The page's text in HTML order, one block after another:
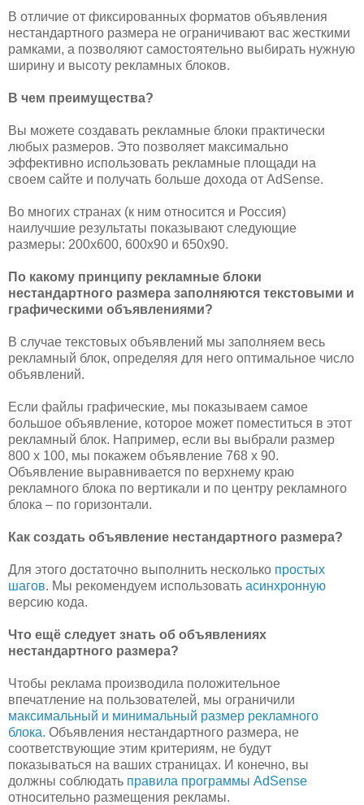
В отличие от фиксированных форматов объявления
нестандартного размера не ограничивают вас жесткими
рамками, а позволяют самостоятельно выбирать нужную
ширину и высоту рекламных блоков.
В чем преимущества?
Вы можете создавать рекламные блоки практически
любых размеров. Это позволяет максимально
эффективно использовать рекламные площади на
своем сайте и получать больше дохода от AdSense.
Во многих странах (к ним относится и Россия)
наилучшие результаты показывают следующие
размеры: 200x600, 600x90 и 650x90.
По какому принципу рекламные блоки
нестандартного размера заполняются текстовыми и
графическими объявлениями?
В случае текстовых объявлений мы заполняем весь
рекламный блок, определяя для него оптимальное число
объявлений.
Если файлы графические, мы показываем самое
большое объявление, которое может поместиться в этот
рекламный блок. Например, если вы выбрали размер
800 x 100, мы покажем объявление 768 x 90.
Объявление выравнивается по верхнему краю
рекламного блока по вертикали и по центру рекламного
блока – по горизонтали.
Как создать объявление нестандартного размера?
Для этого достаточно выполнить несколько простых
шагов. Мы рекомендуем использовать асинхронную
версию кода.
Что ещё следует знать об объявлениях
нестандартного размера?
Чтобы реклама производила положительное
впечатление на пользователей, мы ограничили
максимальный и минимальный размер рекламного
блока. Объявления нестандартного размера, не
соответствующие этим критериям, не будут
показываться на ваших страницах. И конечно, вы
должны соблюдать правила программы AdSense
относительно размещения рекламы.